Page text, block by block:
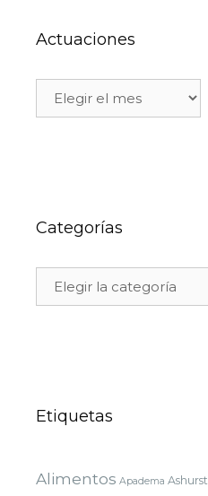
Actuaciones
Categorías
Etiquetas
Alimentos Apadema Ashurst